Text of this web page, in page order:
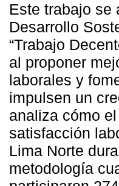
Este trabajo se
Desarrollo
“Trabajo
al proponer
laborales y
impulsen un
analiza cómo
satisfacción
Lima Norte
metodología